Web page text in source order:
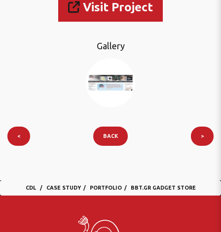
Visit Project
Gallery
< BACK >
CDL CASE STUDY PORTFOLIO BBT.GR GADGET STORE